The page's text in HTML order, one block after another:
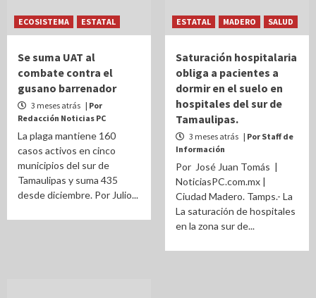
ECOSISTEMA ESTATAL
Se suma UAT al
combate contra el
gusano barrenador
3 meses atrás | Por
Redacción Noticias PC
La plaga mantiene 160
casos activos en cinco
municipios del sur de
Tamaulipas y suma 435
desde diciembre. Por Julio...
ESTATAL MADERO SALUD
Saturación hospitalaria
obliga a pacientes a
dormir en el suelo en
hospitales del sur de
Tamaulipas.
3 meses atrás | Por Staff de
Información
Por José Juan Tomás |
NoticiasPC.com.mx |
Ciudad Madero. Tamps.- La
La saturación de hospitales
en la zona sur de...